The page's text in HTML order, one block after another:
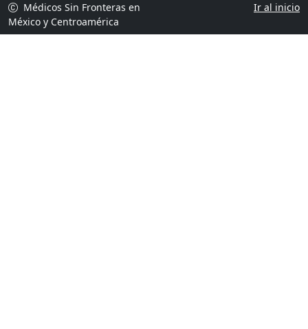
Médicos Sin Fronteras en
México y Centroamérica
Ir al inicio